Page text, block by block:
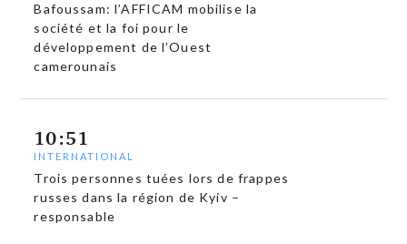
Bafoussam: l’AFFICAM mobilise la
société et la foi pour le
développement de l’Ouest
camerounais
10:51
INTERNATIONAL
Trois personnes tuées lors de frappes
russes dans la région de Kyiv –
responsable